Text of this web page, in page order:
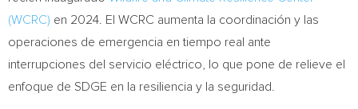
(WCRC) en 2024. El WCRC aumenta la coordinación y las
operaciones de emergencia en tiempo real ante
interrupciones del servicio eléctrico, lo que pone de relieve el
enfoque de SDGE en la resiliencia y la seguridad.